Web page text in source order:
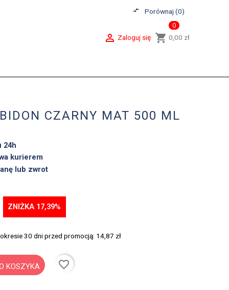
compare_arrows Porównaj (0)
shopping_cart
0
0,00 zł
 Zaloguj się
CZARNY MAT 500 ML
24h
kurierem
lub zwrot
ZNIŻKA 17,39%
30 dni przed promocją: 14,87 zł
KOSZYKA
favorite_border